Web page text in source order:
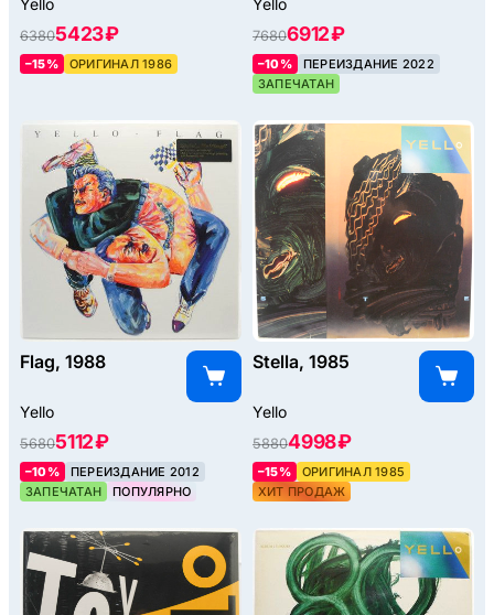
Yello
63805423 ₽
–15% ОРИГИНАЛ 1986
Yello
76806912 ₽
–10%
ПЕРЕИЗДАНИЕ 2022
ЗАПЕЧАТАН
Flag, 1988
Yello
56805112 ₽
–10%
ПЕРЕИЗДАНИЕ 2012
ЗАПЕЧАТАН
ПОПУЛЯРНО
Stella, 1985
Yello
58804998 ₽
–15%
ОРИГИНАЛ 1985
ХИТ ПРОДАЖ